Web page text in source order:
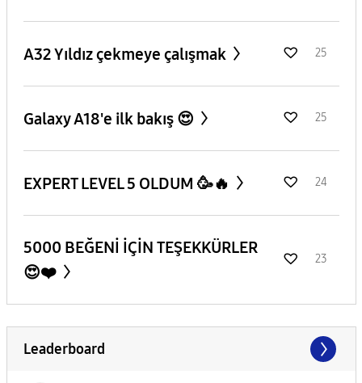
A32 Yıldız çekmeye çalışmak 25
Galaxy A18'e ilk bakış 😍 25
EXPERT LEVEL 5 OLDUM 🥳🔥 24
5000 BEĞENİ İÇİN TEŞEKKÜRLER
😍❤️
23
Leaderboard